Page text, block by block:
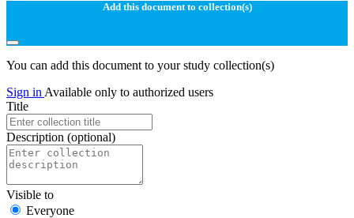
Add this document to collection(s)
You can add this document to your study collection(s)
Sign in Available only to authorized users
Title
Description (optional)
Visible to
Everyone